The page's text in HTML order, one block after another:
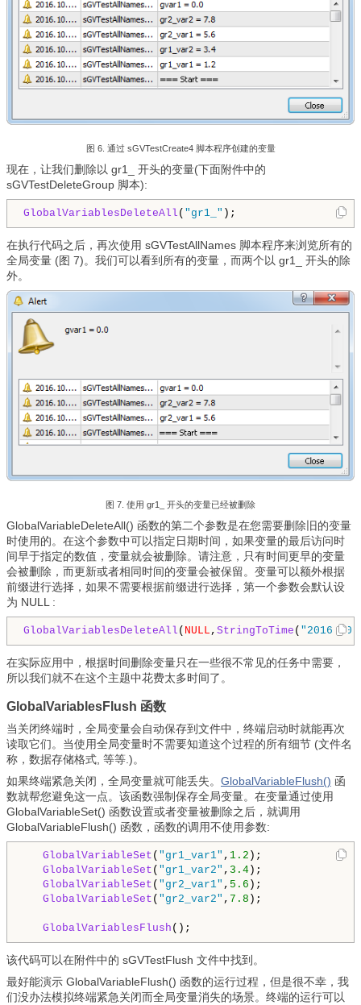
图 6. 通过 sGVTestCreate4脚本程序创建的变量
现在，让我们删除以 gr1_ 开头的变量(下面附件中的
sGVTestDeleteGroup 脚本):
GlobalVariablesDeleteAll ( "gr1_" );
在执行代码之后，再次使用 sGVTestAllNames 脚本程序来浏览所有的
全局变量 (图 7)。我们可以看到所有的变量，而两个以 gr1_ 开头的除
外。
图 7. 使用 gr1_ 开头的变量已经被删除
GlobalVariableDeleteAll() 函数的第二个参数是在您需要删除旧的变量
时使用的。在这个参数中可以指定日期时间，如果变量的最后访问时
间早于指定的数值，变量就会被删除。请注意，只有时间更早的变量
会被删除，而更新或者相同时间的变量会被保留。变量可以额外根据
前缀进行选择，如果不需要根据前缀进行选择，第一个参数会默认设
为 NULL :
GlobalVariablesDeleteAll ( NULL , StringToTime (
在实际应用中，根据时间删除变量只在一些很不常见的任务中需要，
所以我们就不在这个主题中花费太多时间了。
GlobalVariablesFlush 函数
当关闭终端时，全局变量会自动保存到文件中，终端启动时就能再次
读取它们。当使用全局变量时不需要知道这个过程的所有细节 (文件名
称，数据存储格式, 等等.)。
如果终端紧急关闭，全局变量就可能丢失。 GlobalVariableFlush() 函
数就帮您避免这一点。该函数强制保存全局变量。在变量通过使用
GlobalVariableSet() 函数设置或者变量被删除之后，就调用
GlobalVariableFlush() 函数，函数的调用不使用参数:
GlobalVariableSet ( "gr1_var1" , 1.2 );
GlobalVariableSet ( "gr1_var2" , 3.4 );
GlobalVariableSet ( "gr2_var1" , 5.6 );
GlobalVariableSet ( "gr2_var2" , 7.8 );
GlobalVariablesFlush
该代码可以在附件中的 sGVTestFlush 文件中找到。
最好能演示 GlobalVariableFlush() 函数的运行过程，但是很不幸，我
们没办法模拟终端紧急关闭而全局变量消失的场景。终端的运行可以